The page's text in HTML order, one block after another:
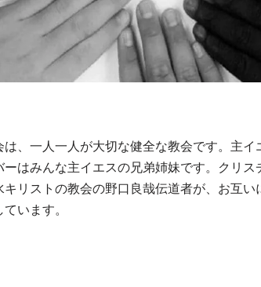
、一人一人が大切な健全な教会です。主イ
ーはみんな主イエスの兄弟姉妹です。クリ
キリストの教会の野口良哉伝道者が、お互
います。